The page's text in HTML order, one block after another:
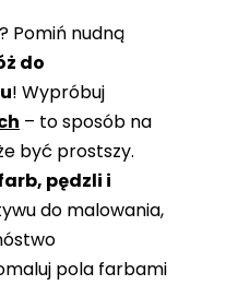
Pomiń nudną
do
! Wypróbuj
– to sposób na
być prostszy.
pędzli i
do malowania,
pola farbami